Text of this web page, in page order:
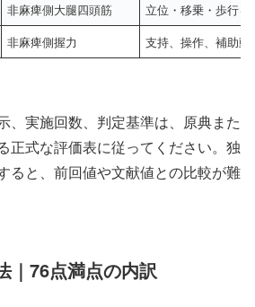
非麻痺側大腿四頭筋 立位・移乗・歩行
非麻痺側握力 支持、操作、補助
、実施回数、判定基準は、原典また
正式な評価表に従ってください。独
ると、前回値や文献値との比較が難
｜76点満点の内訳